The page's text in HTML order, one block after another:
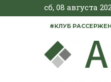
сб, 08 августа
#КЛУБ